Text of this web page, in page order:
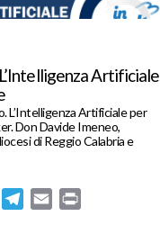
Artificiale
L’Intelligenza Artificiale per
Don Davide Imeneo,
di Reggio Calabria e
WhatsApp
Telegram
Email